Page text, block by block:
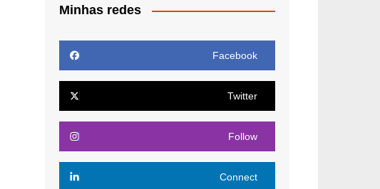
Minhas redes
Facebook
Twitter
Follow
Connect